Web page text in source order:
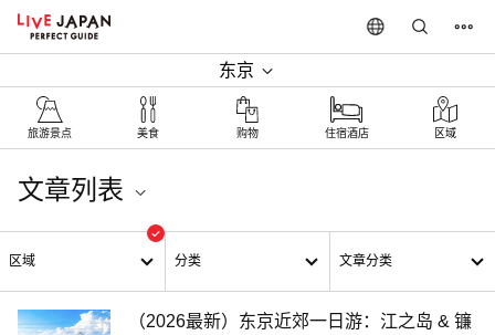
东京
旅游景点 美食 购物 住宿酒店 区域
文章列表
区域 分类 文章分类
（2026最新）东京近郊一日游：江之岛 & 镰